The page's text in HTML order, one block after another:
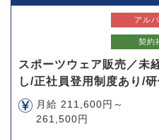
アル
契約
スポーツウェア販売／未
し/正社員登用制度あり/
月給 211,600円～
261,500円